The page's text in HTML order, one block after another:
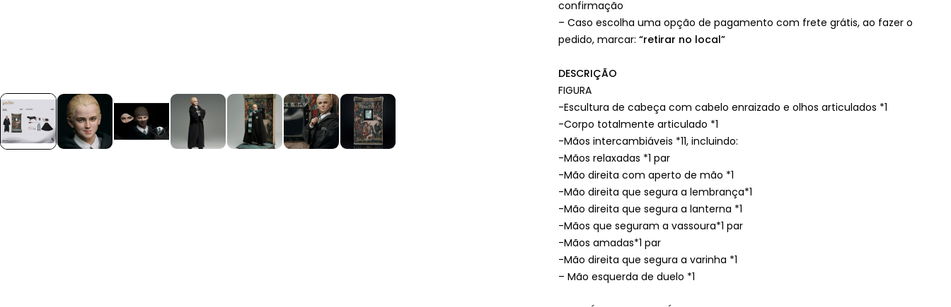
confirmação
– Caso escolha uma opção de pagamento com frete grátis, ao fazer o
pedido, marcar: “retirar no local”
DESCRIÇÃO
FIGURA
-Escultura de cabeça com cabelo enraizado e olhos articulados *1
-Corpo totalmente articulado *1
-Mãos intercambiáveis *11, incluindo:
-Mãos relaxadas *1 par
-Mão direita com aperto de mão *1
-Mão direita que segura a lembrança*1
-Mão direita que segura a lanterna *1
-Mãos que seguram a vassoura*1 par
-Mãos amadas*1 par
-Mão direita que segura a varinha *1
– Mão esquerda de duelo *1